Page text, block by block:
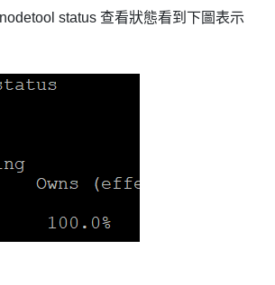
status 查看狀態看到下圖表示